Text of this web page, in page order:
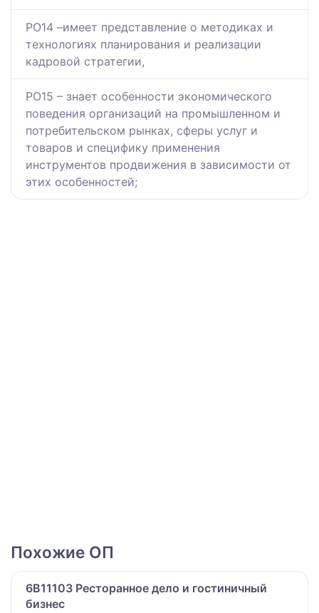
РО14 –имеет представление о методиках и
технологиях планирования и реализации
кадровой стратегии,
РО15 – знает особенности экономического
поведения организаций на промышленном и
потребительском рынках, сферы услуг и
товаров и специфику применения
инструментов продвижения в зависимости от
этих особенностей;
Похожие ОП
6B11103 Ресторанное дело и гостиничный
бизнес